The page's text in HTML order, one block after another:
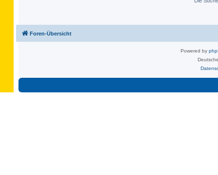
Foren-Übersicht
Powered by